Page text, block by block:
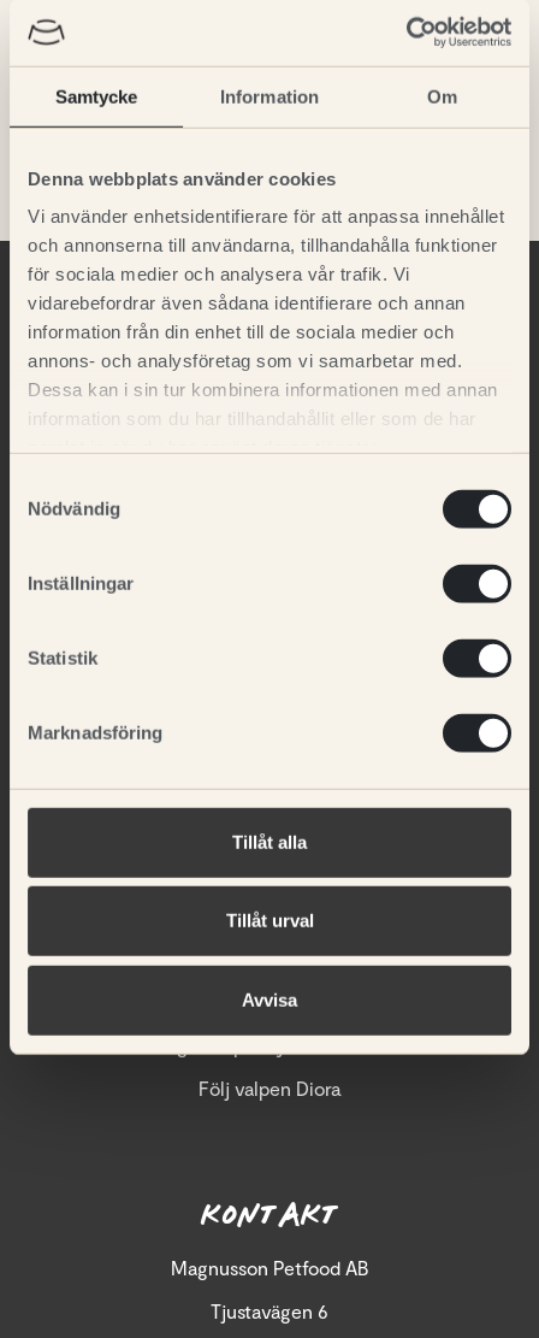
Samtycke Information Om
Denna webbplats använder cookies
Vi använder enhetsidentifierare för att anpassa innehållet
och annonserna till användarna, tillhandahålla funktioner
för sociala medier och analysera vår trafik. Vi
vidarebefordrar även sådana identifierare och annan
information från din enhet till de sociala medier och
annons- och analysföretag som vi samarbetar med.
Dessa kan i sin tur kombinera informationen med annan
information som du har tillhandahållit eller som de har
Nödvändig
Inställningar
Statistik
Marknadsföring
Tillåt alla
Tillåt urval
Avvisa
Förra helgen fick hon hälsa på Charlie, en 10-årig flatte.
Han var väldigt stor och läskig i början men efter någon
cirklar runt honom medan han letade godis i gräset.
Behöver jag säga att hon sov som en stock när vi väl
Våra återförsäljare
Kennlar & uppfödare
Nyheter
Kundservice
Språk
Nyhetsbrev
Följ valpen Diora
KONTAKT
Magnusson Petfood AB
Tjustavägen 6